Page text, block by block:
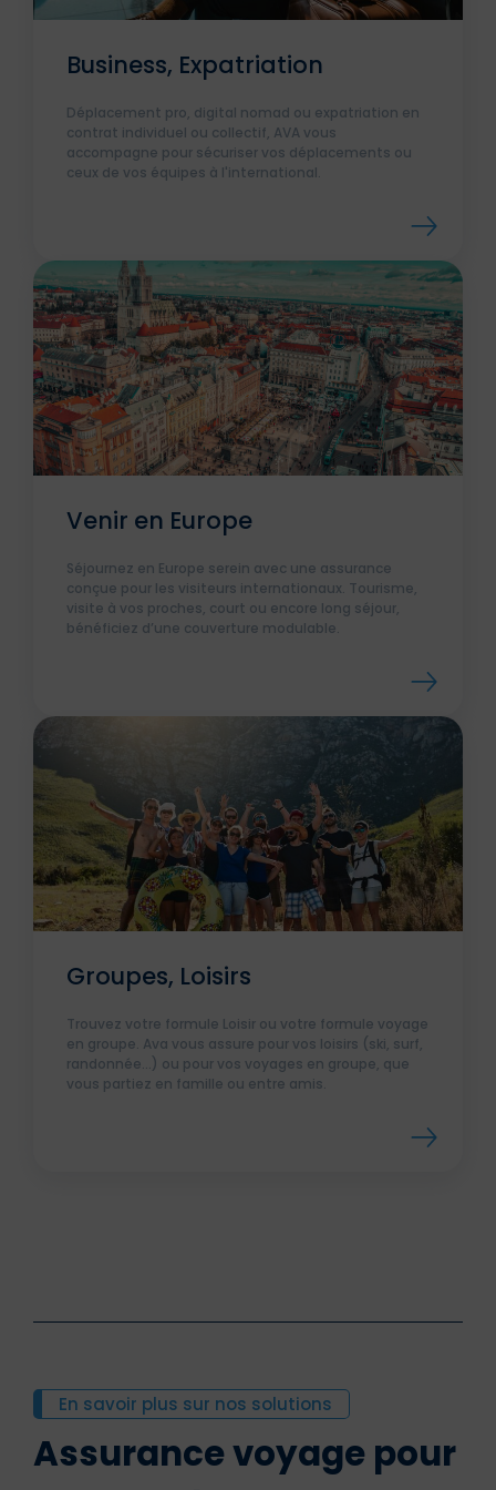
Business, Expatriation
Déplacement pro, digital nomad ou expatriation en
contrat individuel ou collectif, AVA vous
accompagne pour sécuriser vos déplacements ou
ceux de vos équipes à l'international.
Venir en Europe
Séjournez en Europe serein avec une assurance
conçue pour les visiteurs internationaux. Tourisme,
visite à vos proches, court ou encore long séjour,
bénéficiez d’une couverture modulable.
Groupes, Loisirs
Trouvez votre formule Loisir ou votre formule voyage
en groupe. Ava vous assure pour vos loisirs (ski, surf,
randonnée…) ou pour vos voyages en groupe, que
vous partiez en famille ou entre amis.
En savoir plus sur nos solutions
Assurance voyage pour